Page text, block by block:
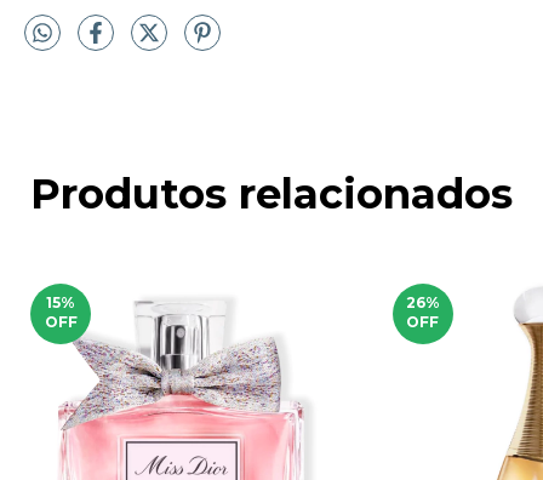
Produtos relacionados
15%
OFF
26%
OFF